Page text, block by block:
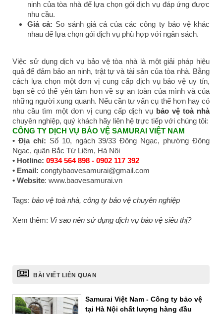
ninh của tòa nhà để lựa chọn gói dịch vụ đáp ứng được
nhu cầu.
Giá cả: So sánh giá cả của các công ty bảo vệ khác
nhau để lựa chọn gói dịch vụ phù hợp với ngân sách.
Việc sử dụng dịch vụ bảo vệ tòa nhà là một giải pháp hiệu
quả để đảm bảo an ninh, trật tự và tài sản của tòa nhà. Bằng
cách lựa chọn một đơn vị cung cấp dịch vụ bảo vệ uy tín,
bạn sẽ có thể yên tâm hơn về sự an toàn của mình và của
những người xung quanh. Nếu cần tư vấn cụ thể hơn hay có
nhu cầu tìm một đơn vị cung cấp dịch vụ bảo vệ toà nhà
chuyên nghiệp, quý khách hãy liên hệ trực tiếp với chúng tôi:
CÔNG TY DỊCH VỤ BẢO VỆ SAMURAI VIỆT NAM
• Địa chỉ: Số 10, ngách 39/33 Đông Ngạc, phường Đông
Ngạc, quận Bắc Từ Liêm, Hà Nội
• Hotline: 0934 564 898 - 0902 117 392
• Email: congtybaovesamurai@gmail.com
• Website: www.baovesamurai.vn
Tags: bảo vệ toà nhà, công ty bảo vệ chuyên nghiệp
Xem thêm: Vì sao nên sử dụng dịch vụ bảo vệ siêu thị?
BÀI VIẾT LIÊN QUAN
Samurai Việt Nam - Công ty bảo vệ
tại Hà Nội chất lượng hàng đầu